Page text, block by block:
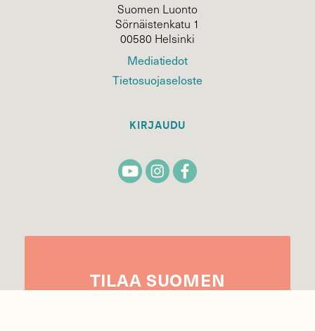
Suomen Luonto
Sörnäistenkatu 1
00580 Helsinki
Mediatiedot
Tietosuojaseloste
KIRJAUDU
TILAA SUOMEN
LUONNONUUTIS­KIRJE